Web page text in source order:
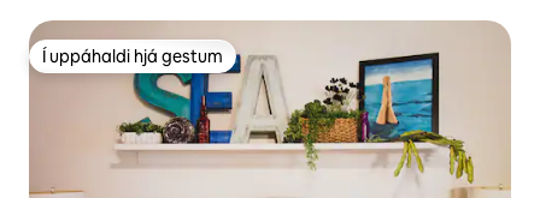
Í uppáhaldi hjá gestum
Í uppáhaldi hjá gestum